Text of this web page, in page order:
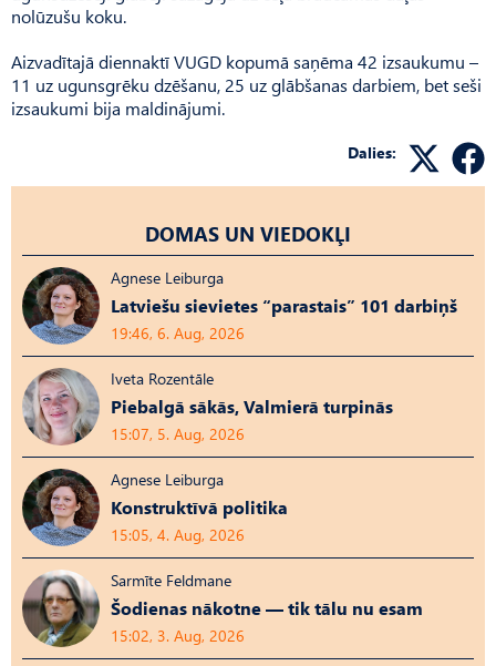
nolūzušu koku.
Aizvadītajā diennaktī VUGD kopumā saņēma 42 izsaukumu –
11 uz ugunsgrēku dzēšanu, 25 uz glābšanas darbiem, bet seši
izsaukumi bija maldinājumi.
Dalies:
DOMAS UN VIEDOKĻI
Agnese Leiburga
Latviešu sievietes “parastais” 101 darbiņš
19:46, 6. Aug, 2026
Iveta Rozentāle
Piebalgā sākās, Valmierā turpinās
15:07, 5. Aug, 2026
Agnese Leiburga
Konstruktīvā politika
15:05, 4. Aug, 2026
Sarmīte Feldmane
Šodienas nākotne — tik tālu nu esam
15:02, 3. Aug, 2026